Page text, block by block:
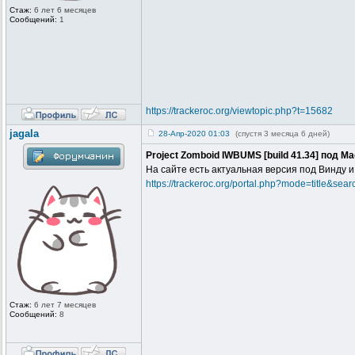
Стаж: 6 лет 6 месяцев
Сообщений: 1
https://trackeroc.org/viewtopic.php?t=15682
jagala
Стаж: 6 лет 7 месяцев
Сообщений: 8
28-Апр-2020 01:03 (спустя 3 месяца 6 дней)
Project Zomboid IWBUMS [build 41.34] под
На сайте есть актуальная версия под Винду
https://trackeroc.org/